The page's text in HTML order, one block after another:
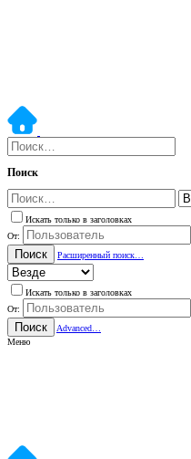
Поиск
Искать только в заголовках
От:
Поиск Расширенный поиск…
Искать только в заголовках
От:
Поиск
Advanced…
Меню